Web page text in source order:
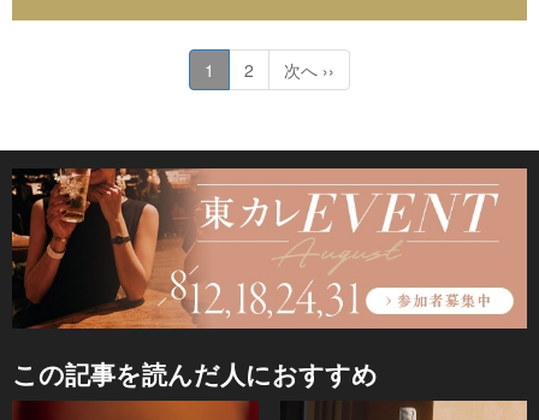
1 2 次へ ››
この記事を読んだ人におすすめ